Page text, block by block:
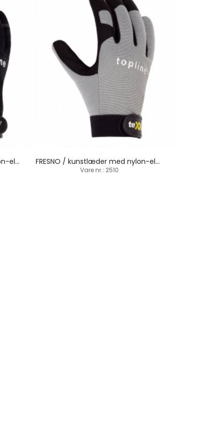
TUCSON / kunstlæder med nylon-elastan / velcrolukning FRESNO / kunstlæder med nylon-elastan / velcrolukning
Vare nr.: 2510